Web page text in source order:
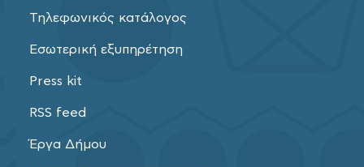
Τηλεφωνικός κατάλογος
Εσωτερική εξυπηρέτηση
Press kit
RSS feed
Έργα Δήμου